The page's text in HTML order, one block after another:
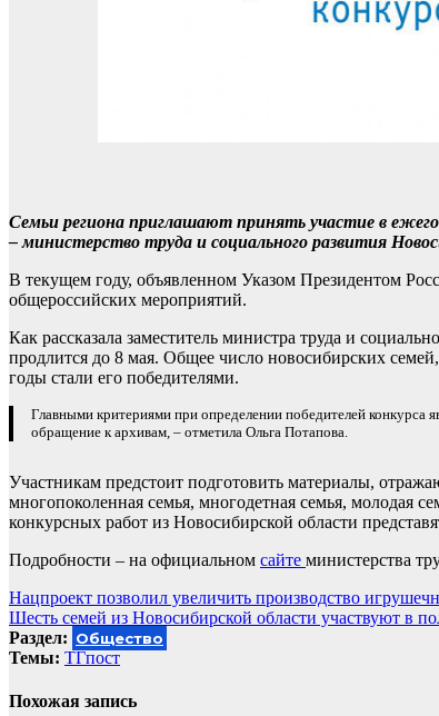
Семьи региона приглашают принять участие в
– министерство труда и социального развития
В текущем году, объявленном Указом Президентом
общероссийских мероприятий.
Как рассказала заместитель министра труда и
продлится до 8 мая. Общее число новосибирских
годы стали его победителями.
Главными критериями при определении победителей конкурса
обращение к архивам, – отметила Ольга Потапова.
Участникам предстоит подготовить материалы,
многопоколенная семья, многодетная семья, молодая
конкурсных работ из Новосибирской области
Подробности – на официальном сайте министерства
Навигация
по
записям
Нацпроект позволил увеличить производство
Шесть семей из Новосибирской области участвуют в
Раздел: Общество
Темы: ТГпост
Похожая запись